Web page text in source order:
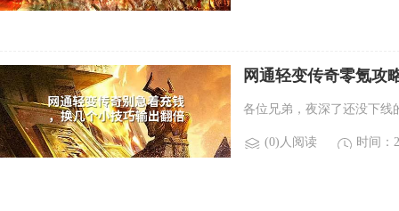
网通轻变传奇零氪攻
各位兄弟，夜深了还没下线
(0)人阅读 时间：